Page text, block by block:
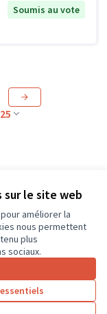
sur le site web
améliorer la
nous permettent
plus
sociaux.
Soumis au vote
25
Licence
(Lien